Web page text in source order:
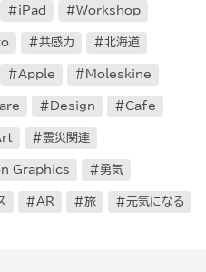
iPad Workshop
共感力 北海道
Apple Moleskine
Design Cafe
震災関連
Graphics 勇気
AR 旅 元気になる